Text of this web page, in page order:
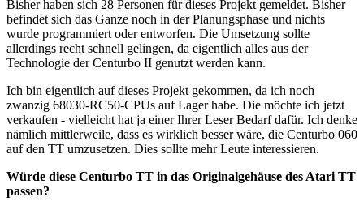
Bisher haben sich 28 Personen für dieses Projekt gemeldet. Bisher
befindet sich das Ganze noch in der Planungsphase und nichts
wurde programmiert oder entworfen. Die Umsetzung sollte
allerdings recht schnell gelingen, da eigentlich alles aus der
Technologie der Centurbo II genutzt werden kann.
Ich bin eigentlich auf dieses Projekt gekommen, da ich noch
zwanzig 68030-RC50-CPUs auf Lager habe. Die möchte ich jetzt
verkaufen - vielleicht hat ja einer Ihrer Leser Bedarf dafür. Ich denke
nämlich mittlerweile, dass es wirklich besser wäre, die Centurbo 060
auf den TT umzusetzen. Dies sollte mehr Leute interessieren.
Würde diese Centurbo TT in das Originalgehäuse des Atari TT
passen?